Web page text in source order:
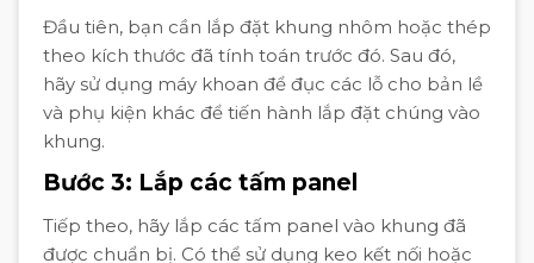
Đầu tiên, bạn cần lắp đặt khung nhôm hoặc thép
theo kích thước đã tính toán trước đó. Sau đó,
hãy sử dụng máy khoan để đục các lỗ cho bản lề
và phụ kiện khác để tiến hành lắp đặt chúng vào
khung.
Bước 3: Lắp các tấm panel
Tiếp theo, hãy lắp các tấm panel vào khung đã
được chuẩn bị. Có thể sử dụng keo kết nối hoặc